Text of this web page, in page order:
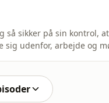
så sikker på sin kontrol,
udenfor, arbejde og